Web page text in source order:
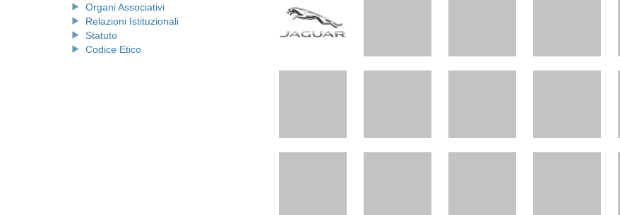
Organi Associativi
Relazioni Istituzionali
Statuto
Codice Etico